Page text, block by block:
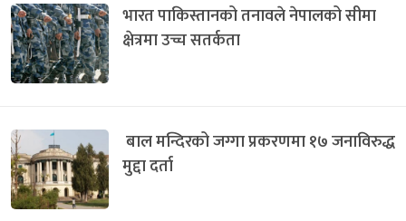
भारत पाकिस्तानको तनावले नेपालको सीमा
क्षेत्रमा उच्च सतर्कता
बाल मन्दिरको जग्गा प्रकरणमा १७ जनाविरुद्ध
मुद्दा दर्ता